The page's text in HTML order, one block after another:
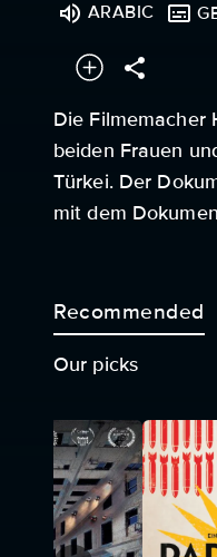
ARABIC
Die Filmemacher
beiden Frauen
Türkei. Der
mit dem
Recommended
Our picks